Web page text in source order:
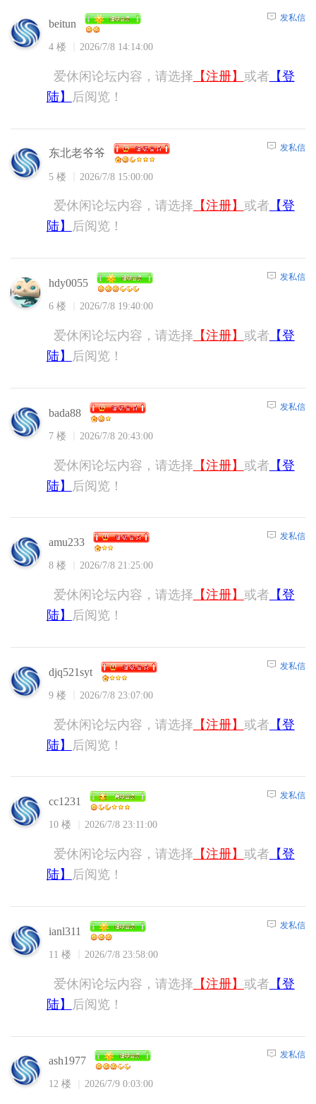
beitun
4 楼 2026/7/8 14:14:00
发私信
爱休闲论坛内容，请选择 【注册】 或者 【登
陆】
后阅览！
东北老爷爷
5 楼 2026/7/8 15:00:00
发私信
爱休闲论坛内容，请选择 【注册】 或者 【登
陆】
后阅览！
hdy0055
6 楼 2026/7/8 19:40:00
发私信
爱休闲论坛内容，请选择 【注册】 或者 【登
陆】
后阅览！
bada88
7 楼 2026/7/8 20:43:00
发私信
爱休闲论坛内容，请选择 【注册】 或者 【登
陆】
后阅览！
amu233
8 楼 2026/7/8 21:25:00
发私信
爱休闲论坛内容，请选择 【注册】 或者 【登
陆】
后阅览！
djq521syt
9 楼 2026/7/8 23:07:00
发私信
爱休闲论坛内容，请选择 【注册】 或者 【登
陆】
后阅览！
cc1231
10 楼 2026/7/8 23:11:00
发私信
爱休闲论坛内容，请选择 【注册】 或者 【登
陆】
后阅览！
ianl311
11 楼 2026/7/8 23:58:00
发私信
爱休闲论坛内容，请选择 【注册】 或者 【登
陆】
后阅览！
ash1977
12 楼 2026/7/9 0:03:00
发私信